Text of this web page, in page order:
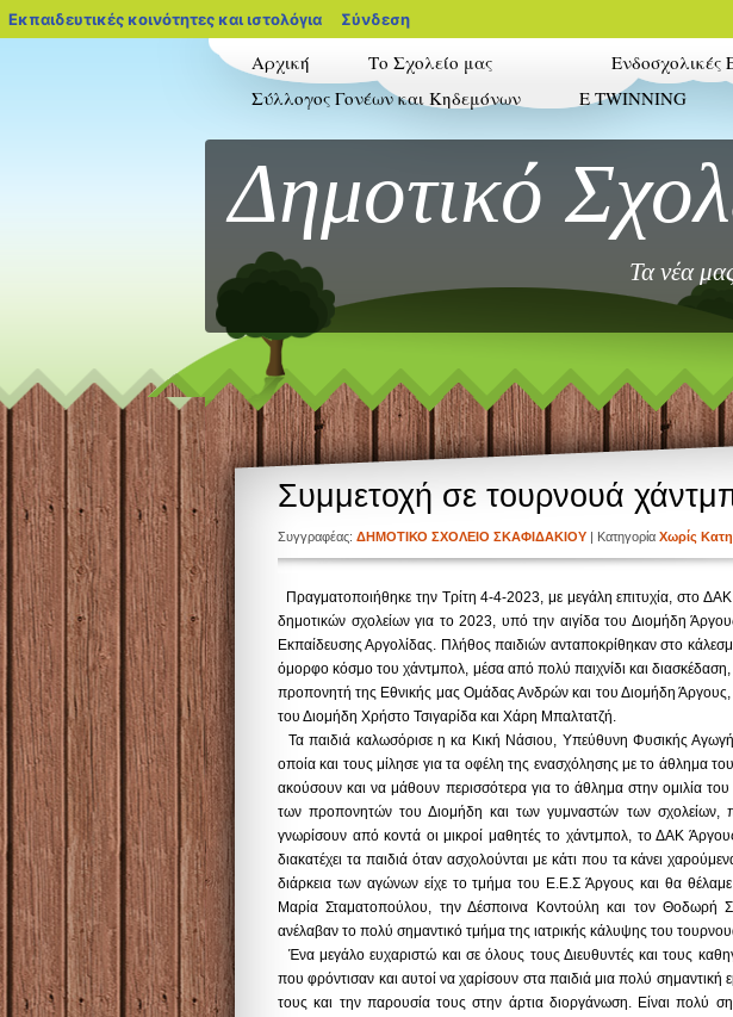
Εκπαιδευτικές κοινότητες και ιστολόγια blogs.sch.gr
Σύνδεση
Αρχική Το Σχολείο μας Ενδοσχολικές
Σύλλογος Γονέων και Κηδεμόνων
E TWINNING
Δημοτικό
Τα νέα
Συμμετοχή σε τουρνουά
Συγγραφέας: ΔΗΜΟΤΙΚΟ ΣΧΟΛΕΙΟ ΣΚΑΦΙΔΑΚΙΟΥ | Κατηγορία Χωρίς
Πραγματοποιήθηκε την Τρίτη 4-4-2023, με μεγάλη επιτυχία, στο
δημοτικών σχολείων για το 2023, υπό την αιγίδα του Διομήδη
Εκπαίδευσης Αργολίδας. Πλήθος παιδιών ανταποκρίθηκαν στο
όμορφο κόσμο του χάντμπολ, μέσα από πολύ παιχνίδι και
προπονητή της Εθνικής μας Ομάδας Ανδρών και του Διομήδη
του Διομήδη Χρήστο Τσιγαρίδα και Χάρη Μπαλτατζή.
Τα παιδιά καλωσόρισε η κα Κική Νάσιου, Υπεύθυνη Φυσικής
οποία και τους μίλησε για τα οφέλη της ενασχόλησης με το άθλημα
ακούσουν και να μάθουν περισσότερα για το άθλημα στην ομιλία
των προπονητών του Διομήδη και των γυμναστών των σχολείων,
γνωρίσουν από κοντά οι μικροί μαθητές το χάντμπολ, το ΔΑΚ
διακατέχει τα παιδιά όταν ασχολούνται με κάτι που τα κάνει
διάρκεια των αγώνων είχε το τμήμα του Ε.Ε.Σ Άργους και θα
Μαρία Σταματοπούλου, την Δέσποινα Κοντούλη και τον Θοδωρή
ανέλαβαν το πολύ σημαντικό τμήμα της ιατρικής κάλυψης του
Ένα μεγάλο ευχαριστώ και σε όλους τους Διευθυντές και τους
που φρόντισαν και αυτοί να χαρίσουν στα παιδιά μια πολύ σημαντική
τους και την παρουσία τους στην άρτια διοργάνωση. Είναι πολύ